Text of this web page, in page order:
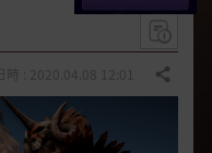
共有する